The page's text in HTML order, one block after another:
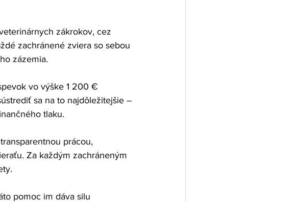
zákrokov, cez
zachránené zviera so sebou
zázemia.
vo výške 1 200 €
sa na to najdôležitejšie –
tlaku.
prácou,
Za každým zachráneným
pomoc im dáva silu